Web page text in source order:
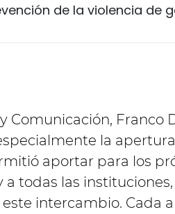
de la violencia de
Comunicación, Franco
la
aportar para los
todas las
intercambio. Cada